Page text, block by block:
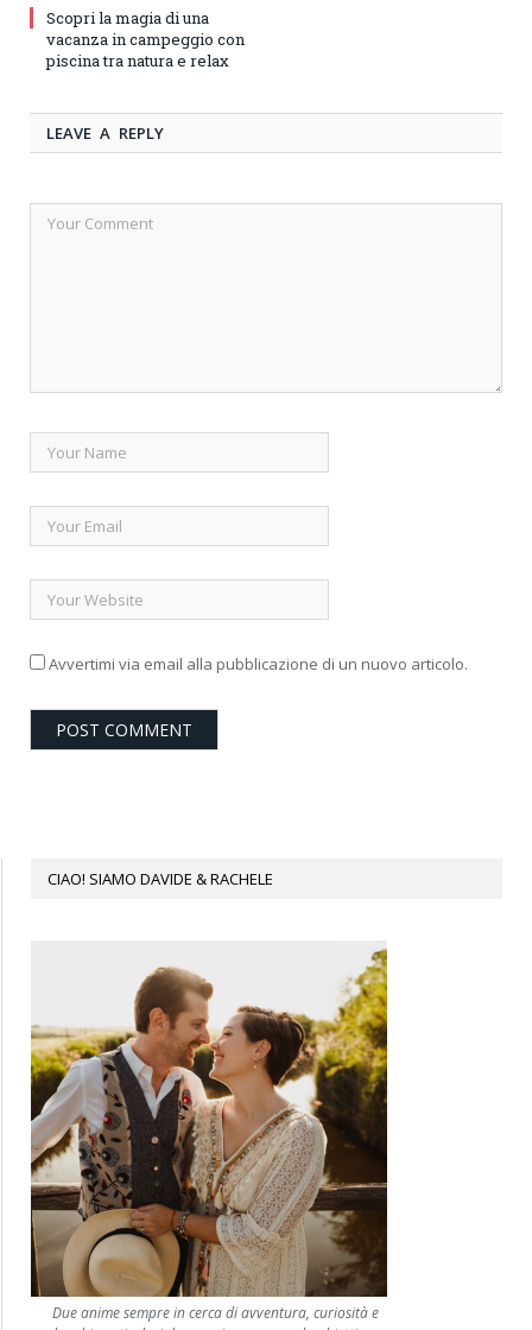
Scopri la magia di una
vacanza in campeggio con
piscina tra natura e relax
LEAVE A REPLY
Avvertimi via email alla pubblicazione di un nuovo articolo.
CIAO! SIAMO DAVIDE & RACHELE
Due anime sempre in cerca di avventura, curiosità e